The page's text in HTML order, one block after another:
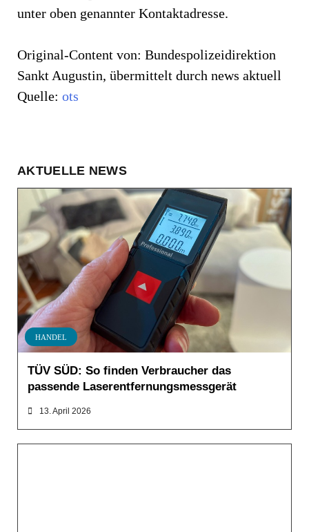
unter oben genannter Kontaktadresse.
Original-Content von: Bundespolizeidirektion
Sankt Augustin, übermittelt durch news aktuell
Quelle: ots
AKTUELLE NEWS
HANDEL
TÜV SÜD: So finden Verbraucher das
passende Laserentfernungsmessgerät
13. April 2026